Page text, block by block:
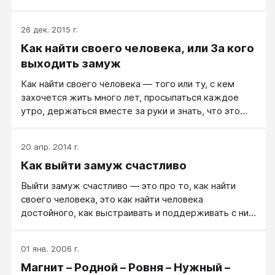
26 дек. 2015 г.
Как найти своего человека, или За кого
выходить замуж
Как найти своего человека — того или ту, с кем
захочется жить много лет, просыпаться каждое
утро, держаться вместе за руки и знать, что это
20 апр. 2014 г.
Как выйти замуж счастливо
Выйти замуж счастливо — это про то, как найти
своего человека, это как найти человека
достойного, как выстраивать и поддерживать с ним
01 янв. 2006 г.
Магнит – Родной – Ровня – Нужный –